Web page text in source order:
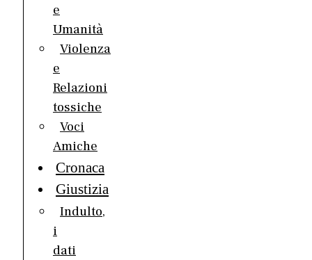
e
Umanità
Violenza
e
Relazioni
tossiche
Voci
Amiche
Cronaca
Giustizia
Indulto,
i
dati